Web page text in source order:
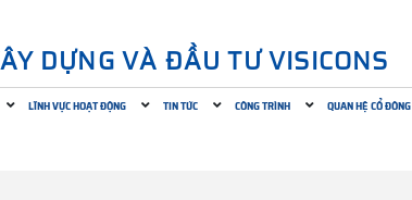
DỰNG VÀ ĐẦU TƯ VISICONS
LĨNH VỰC HOẠT ĐỘNG TIN TỨC CÔNG TRÌNH QUAN HỆ CỔ ĐÔNG